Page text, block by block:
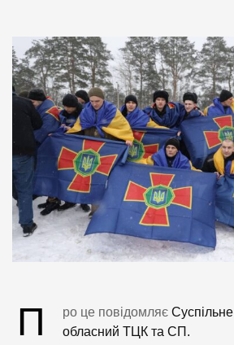
П ро це повідомляє Суспільне
обласний ТЦК та СП.